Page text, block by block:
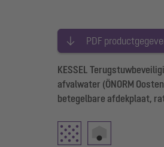
PDF
KESSEL
afvalwater (ÖNORM
betegelbare afdekplaat,